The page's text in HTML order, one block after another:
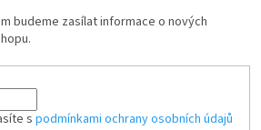
budeme zasílat informace o nových
s podmínkami ochrany osobních údajů